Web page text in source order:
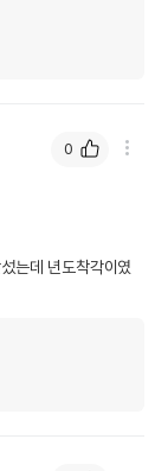
는데 년도착각이였
0